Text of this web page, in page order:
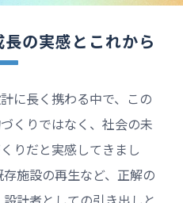
長の実感とこれから
に長く携わる中で、この
くりではなく、社会の未
りだと実感してきまし
施設の再生など、正解の